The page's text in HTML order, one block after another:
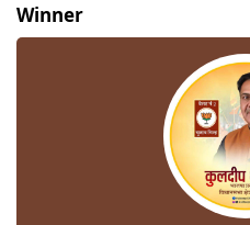
Winner